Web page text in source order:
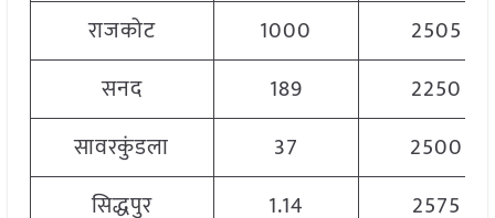
राजकोट 1000
2505
सनद
189
2250
सावरकुंडला
37
2500
सिद्धपुर
1.14
2575